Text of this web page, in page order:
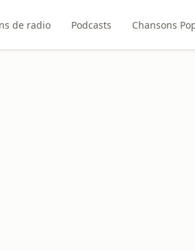
de radio Podcasts Chansons